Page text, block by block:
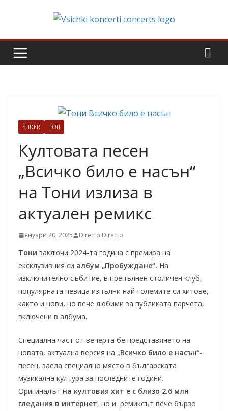
SLIDER ПОП
Култовата песен
„Всичко било е насън“
на Тони излиза в
актуален ремикс
януари 20, 2025 Directo Directo
Тони заключи 2024-та година с премира на
ексклузивния си албум „Пробуждане“. На
изключително събитие, в препълнен столичен клуб,
популярната певица изпълни най-големите си хитове,
както и нови, но вече любими за публиката парчета,
включени в албума.
Специална част от вечерта бе представянето на
новата, актуална версия на „Всичко било е насън“-
песен, заела специално място в българската
музикална култура за последните години.
Оригиналът на култовия хит е с близо 2.6 млн
гледания в интернет, но и ремиксът вече бързо